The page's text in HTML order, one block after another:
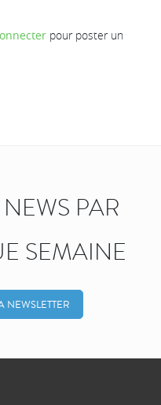
pour poster un
PAR
SEMAINE